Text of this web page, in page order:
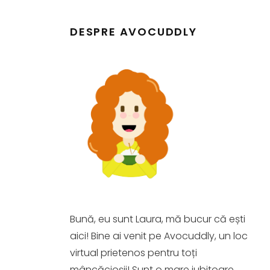
DESPRE AVOCUDDLY
Bună, eu sunt Laura, mă bucur că ești
aici! Bine ai venit pe Avocuddly, un loc
virtual prietenos pentru toți